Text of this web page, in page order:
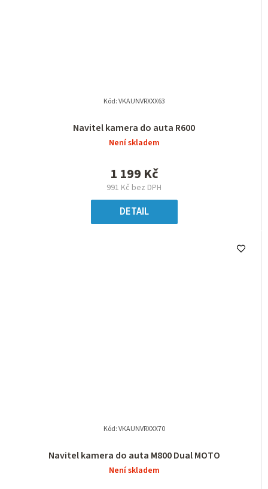
Navitel kamera do auta R600
Není skladem
991 Kč bez DPH
1 199 Kč
DETAIL
Kód:VKAUNVRXXX63
Navitel kamera do auta M800 Dual MOTO
Není skladem
Kód:VKAUNVRXXX70